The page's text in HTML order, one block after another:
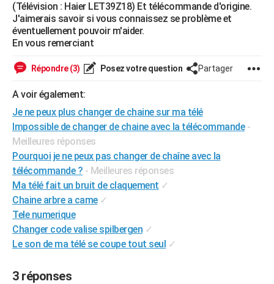
Destinations
City break
Voyage nature
Voyage de noces
Forum
Climat
+PHOTO
GUIDES D'ACHAT
BONS PLANS
CARTE DE VOEUX
Carte de Noël
Carte Bonne année
Carte Saint-Valentin
Carte Pâques
Carte d'anniversaire
DICTIONNAIRE
Dictionnaire
Biographies
Citations
Expressions
Proverbes
PROGRAMME TV
COPAINS D'AVANT
AVIS DE DÉCÈS
FORUM
Bricolage
Lifestyle
Culture
Sport
Auto
Television
Voyage
Cinema
(Télévision : Haier LET39Z18) Et télécommande d'origine.
J'aimerais savoir si vous connaissez se problème et
éventuellement pouvoir m'aider.
En vous remerciant
Répondre (3) Posez votre question Partager
A voir également:
Je ne peux plus changer de chaine sur ma télé
Impossible de changer de chaine avec la télécommande -
Meilleures réponses
Pourquoi je ne peux pas changer de chaîne avec la
télécommande ? - Meilleures réponses
Ma télé fait un bruit de claquement ✓
Chaine arbre a came ✓
Tele numerique
Changer code valise spilbergen ✓
Le son de ma télé se coupe tout seul ✓
3 réponses